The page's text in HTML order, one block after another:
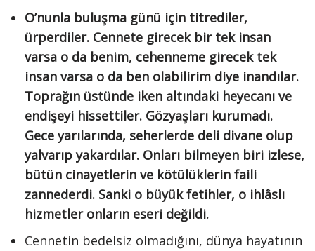
O’nunla buluşma günü için titrediler,
ürperdiler. Cennete girecek bir tek insan
varsa o da benim, cehenneme girecek tek
insan varsa o da ben olabilirim diye inandılar.
Toprağın üstünde iken altındaki heyecanı ve
endişeyi hissettiler. Gözyaşları kurumadı.
Gece yarılarında, seherlerde deli divane olup
yalvarıp yakardılar. Onları bilmeyen biri izlese,
bütün cinayetlerin ve kötülüklerin faili
zannederdi. Sanki o büyük fetihler, o ihlâslı
hizmetler onların eseri değildi.
Cennetin bedelsiz olmadığını, dünya hayatının